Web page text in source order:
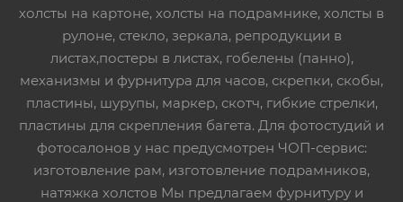
холсты на картоне, холсты на подрамнике, холсты в
рулоне, стекло, зеркала, репродукции в
листах,постеры в листах, гобелены (панно),
механизмы и фурнитура для часов, скрепки, скобы,
пластины, шурупы, маркер, скотч, гибкие стрелки,
пластины для скрепления багета. Для фотостудий и
фотосалонов у нас предусмотрен ЧОП-сервис:
изготовление рам, изготовление подрамников,
натяжка холстов Мы предлагаем фурнитуру и